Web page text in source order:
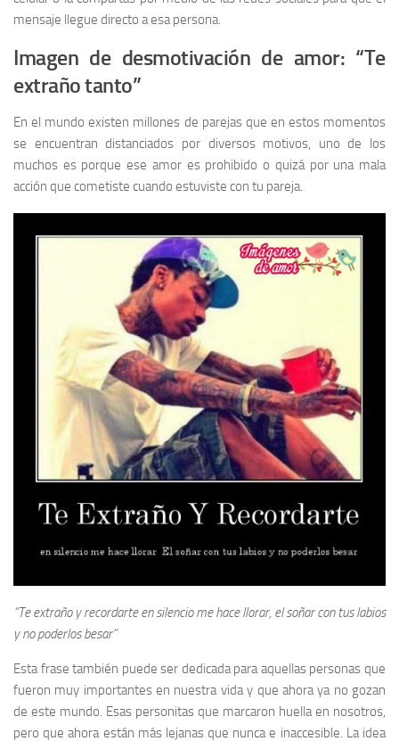
mensaje llegue directo a esa persona.
Imagen de desmotivación de amor: “Te
extraño tanto”
En el mundo existen millones de parejas que en estos momentos
se encuentran distanciados por diversos motivos, uno de los
muchos es porque ese amor es prohibido o quizá por una mala
acción que cometiste cuando estuviste con tu pareja.
“Te extraño y recordarte en silencio me hace llorar, el soñar con tus labios
y no poderlos besar”
Esta frase también puede ser dedicada para aquellas personas que
fueron muy importantes en nuestra vida y que ahora ya no gozan
de este mundo. Esas personitas que marcaron huella en nosotros,
pero que ahora están más lejanas que nunca e inaccesible. La idea